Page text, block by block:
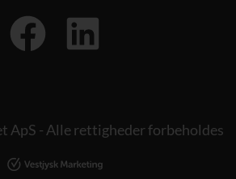
ApS - Alle rettigheder forbeholdes